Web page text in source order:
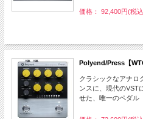
価格： 92,400円(税
Polyend/Press【
クラシックなアナロ
ンスに、現代のVST
せた、唯一のペダル